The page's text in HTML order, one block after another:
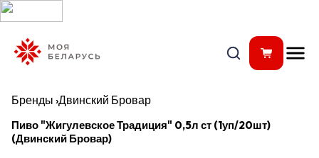
Бренды ›Двинский Бровар
Пиво "Жигулевское Традиция" 0,5л ст (1уп/20шт)
(Двинский Бровар)